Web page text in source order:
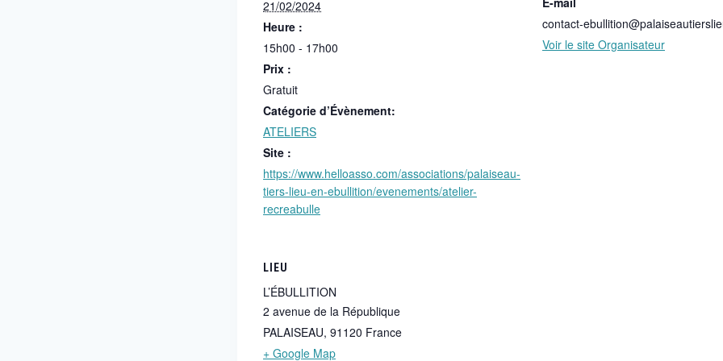
21/02/2024
Heure :
15h00 - 17h00
Prix :
Gratuit
Catégorie d’Évènement:
ATELIERS
Site :
https://www.helloasso.com/associations/palaiseau-
tiers-lieu-en-ebullition/evenements/atelier-
recreabulle
contact-
Voir le site Organisateur
LIEU
L’ÉBULLITION
2 avenue de la République
PALAISEAU, 91120 France
+ Google Map